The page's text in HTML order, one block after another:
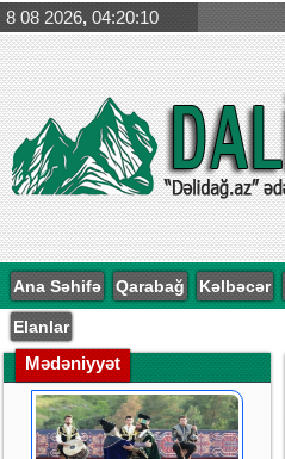
8 08 2026, 04:20:11
Ana Səhifə Qarabağ Kəlbəcər
Elanlar
Mədəniyyət